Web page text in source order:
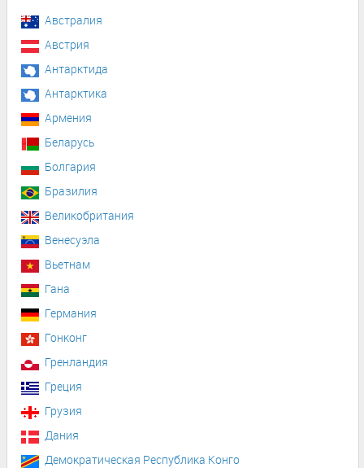
Австралия
Австрия
Антарктида
Антарктика
Армения
Беларусь
Болгария
Бразилия
Великобритания
Венесуэла
Вьетнам
Гана
Германия
Гонконг
Гренландия
Греция
Грузия
Дания
Демократическая Республика Конго